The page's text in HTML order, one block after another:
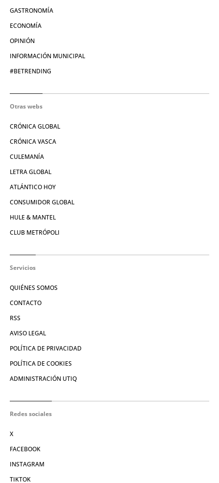
GASTRONOMÍA
ECONOMÍA
OPINIÓN
INFORMACIÓN MUNICIPAL
#BETRENDING
Otras webs
CRÓNICA GLOBAL
CRÓNICA VASCA
CULEMANÍA
LETRA GLOBAL
ATLÁNTICO HOY
CONSUMIDOR GLOBAL
HULE & MANTEL
CLUB METRÓPOLI
Servicios
QUIÉNES SOMOS
CONTACTO
RSS
AVISO LEGAL
POLÍTICA DE PRIVACIDAD
POLÍTICA DE COOKIES
ADMINISTRACIÓN UTIQ
Redes sociales
X
FACEBOOK
INSTAGRAM
TIKTOK